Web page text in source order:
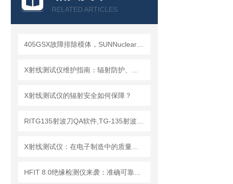
RELATED ARTICLES
X射线测试仪的辐射安全如何保障？